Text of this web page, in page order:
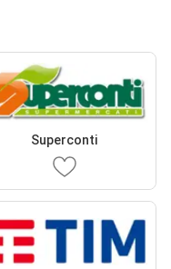
Superconti